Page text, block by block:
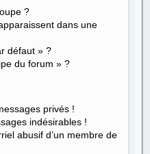
?
dans une
défaut » ?
du forum » ?
privés !
indésirables !
abusif d’un membre de